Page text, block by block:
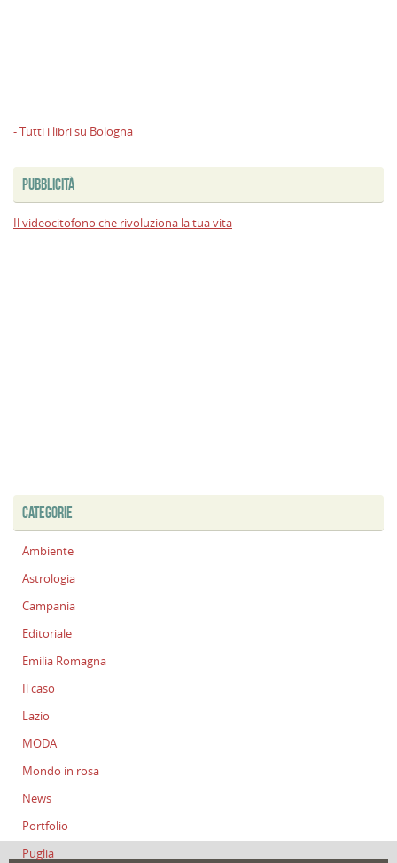
- Tutti i libri su Bologna
PUBBLICITÀ
Il videocitofono che rivoluziona la tua vita
CATEGORIE
Ambiente
Astrologia
Campania
Editoriale
Emilia Romagna
Il caso
Lazio
MODA
Mondo in rosa
News
Portfolio
Puglia